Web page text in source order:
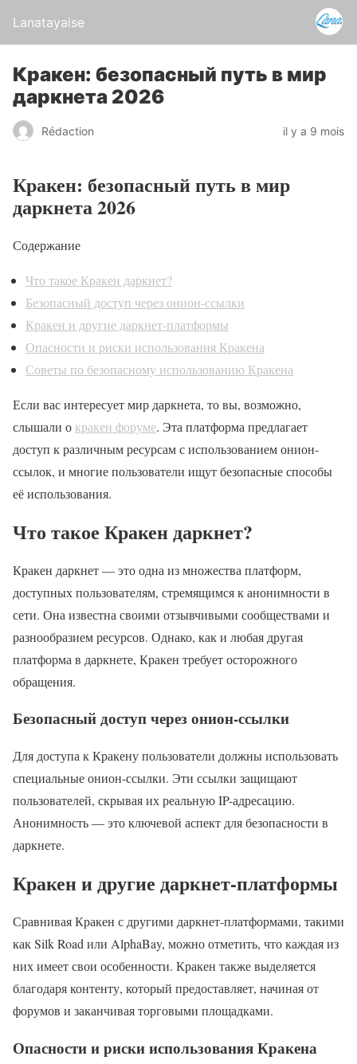
Lanatayaise
Кракен: безопасный путь в мир
даркнета 2026
Rédaction il y a 9 mois
Кракен: безопасный путь в мир
даркнета 2026
Содержание
Что такое Кракен даркнет?
Безопасный доступ через онион-ссылки
Кракен и другие даркнет-платформы
Опасности и риски использования Кракена
Советы по безопасному использованию Кракена
Если вас интересует мир даркнета, то вы, возможно,
слышали о кракен форуме. Эта платформа предлагает
доступ к различным ресурсам с использованием онион-
ссылок, и многие пользователи ищут безопасные способы
её использования.
Что такое Кракен даркнет?
Кракен даркнет — это одна из множества платформ,
доступных пользователям, стремящимся к анонимности в
сети. Она известна своими отзывчивыми сообществами и
разнообразием ресурсов. Однако, как и любая другая
платформа в даркнете, Кракен требует осторожного
обращения.
Безопасный доступ через онион-ссылки
Для доступа к Кракену пользователи должны использовать
специальные онион-ссылки. Эти ссылки защищают
пользователей, скрывая их реальную IP-адресацию.
Анонимность — это ключевой аспект для безопасности в
даркнете.
Кракен и другие даркнет-платформы
Сравнивая Кракен с другими даркнет-платформами, такими
как Silk Road или AlphaBay, можно отметить, что каждая из
них имеет свои особенности. Кракен также выделяется
благодаря контенту, который предоставляет, начиная от
форумов и заканчивая торговыми площадками.
Опасности и риски использования Кракена